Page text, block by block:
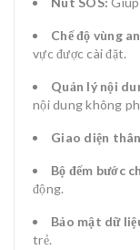
Chế độ vùng
vực được cài đặt.
Quản lý nội
nội dung không
Giao diện
Bộ đếm bước
động.
Bảo mật dữ
trẻ.